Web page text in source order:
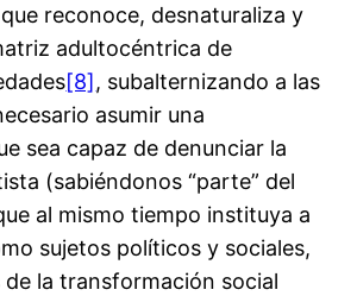
que reconoce, desnaturaliza y
adultocéntrica de
[8], subalternizando a las
asumir una
sea capaz de denunciar la
(sabiéndonos “parte” del
al mismo tiempo instituya a
sujetos políticos y sociales,
la transformación social